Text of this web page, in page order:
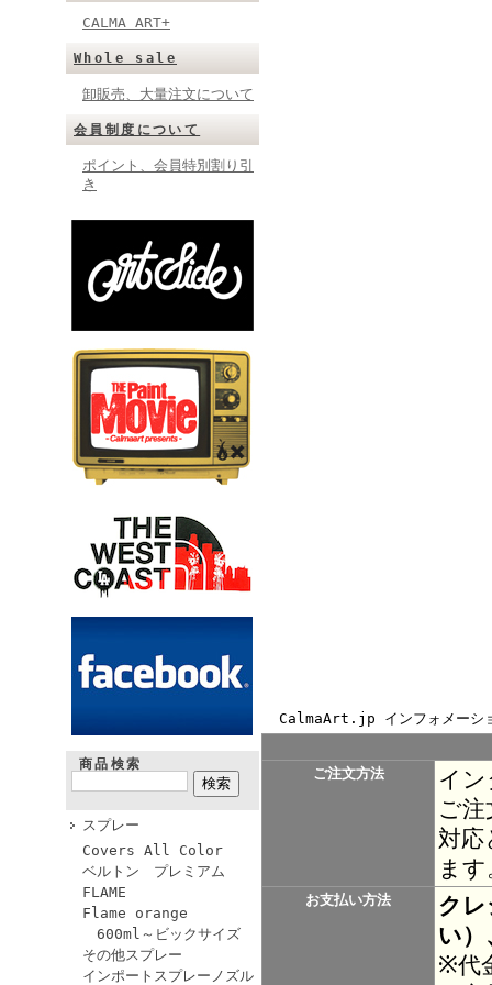
CALMA ART+
Whole sale
卸販売、大量注文について
会員制度について
ポイント、会員特別割り引
き
商品検索
スプレー
Covers All Color
ベルトン プレミアム
FLAME
Flame orange
600ml～ビックサイズ
その他スプレー
インポートスプレーノズル
CalmaArt.jp インフォメーシ
ご注文方法
イ
ご
対
ま
お支払い方法
ク
い）
※代